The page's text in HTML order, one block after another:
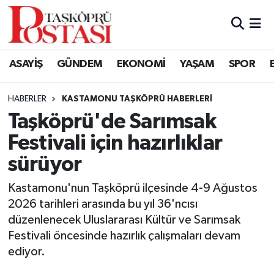
ASAYİŞ GÜNDEM EKONOMİ YAŞAM SPOR
HABERLER KASTAMONU TAŞKÖPRÜ HABERLERI
Taşköprü'de Sarımsak
Festivali için hazırlıklar
sürüyor
Kastamonu'nun Taşköprü ilçesinde 4-9 Ağustos
2026 tarihleri arasında bu yıl 36'ncısı
düzenlenecek Uluslararası Kültür ve Sarımsak
Festivali öncesinde hazırlık çalışmaları devam
ediyor.
Kastamonu Vefat Edenler
Araç Haberleri
Azdavay Haberleri
Bozkurt Haberleri
Çatalzeytin Haberleri